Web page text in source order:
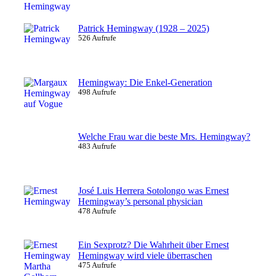
Patrick Hemingway (1928 – 2025)
526 Aufrufe
Hemingway: Die Enkel-Generation
498 Aufrufe
Welche Frau war die beste Mrs. Hemingway?
483 Aufrufe
José Luis Herrera Sotolongo was Ernest
Hemingway’s personal physician
478 Aufrufe
Ein Sexprotz? Die Wahrheit über Ernest
Hemingway wird viele überraschen
475 Aufrufe